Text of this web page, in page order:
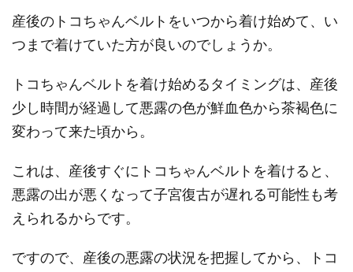
産後のトコちゃんベルトをいつから着け始めて、い
つまで着けていた方が良いのでしょうか。
トコちゃんベルトを着け始めるタイミングは、産後
少し時間が経過して悪露の色が鮮血色から茶褐色に
変わって来た頃から。
これは、産後すぐにトコちゃんベルトを着けると、
悪露の出が悪くなって子宮復古が遅れる可能性も考
えられるからです。
ですので、産後の悪露の状況を把握してから、トコ